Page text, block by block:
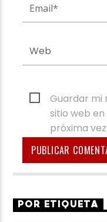
Guardar mi
sitio web
próxima
POR ETIQUETA